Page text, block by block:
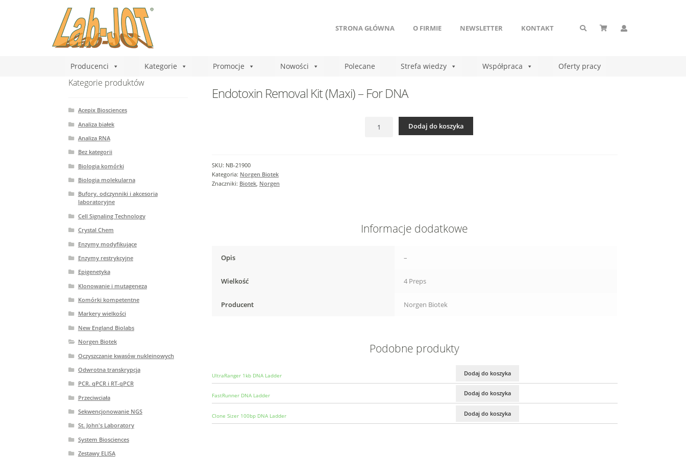
STRONA GŁÓWNA O FIRMIE NEWSLETTER KONTAKT
Producenci Kategorie Promocje Nowości Polecane Strefa wiedzy Współpraca Oferty pracy
Endotoxin Removal Kit (Maxi) – For DNA
Endotoxin
Dodaj do koszyka
SKU: NB-21900
Kategoria: Norgen Biotek
Znaczniki: Biotek, Norgen
Informacje dodatkowe
Opis –
Wielkość 4 Preps
Producent Norgen Biotek
Podobne produkty
UltraRanger 1kb DNA Ladder Dodaj do koszyka
FastRunner DNA Ladder Dodaj do koszyka
Clone Sizer 100bp DNA Ladder Dodaj do koszyka
Kategorie produktów
Acepix Biosciences
Analiza białek
Analiza RNA
Bez kategorii
Biologia komórki
Biologia molekularna
Bufory. odczynniki i akcesoria
laboratoryjne
Cell Signaling Technology
Crystal Chem
Enzymy modyfikujące
Enzymy restrykcyjne
Epigenetyka
Klonowanie i mutageneza
Komórki kompetentne
Markery wielkości
New England Biolabs
Norgen Biotek
Oczyszczanie kwasów nukleinowych
Odwrotna transkrypcja
PCR. qPCR i RT-qPCR
Przeciwciała
Sekwencjonowanie NGS
St. John's Laboratory
System Biosciences
Zestawy ELISA